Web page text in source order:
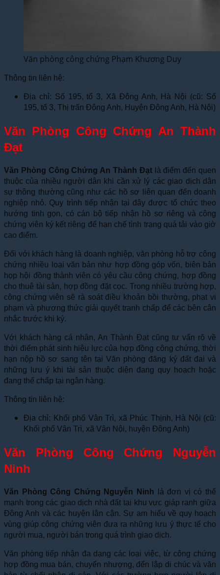
Văn phòng công chứng Phạm Khương Duy
Thông tin liên hệ:
Địa chỉ: Số 195, tổ 3, Xã Đông Anh, Hà Nội (cũ: Số
195, tổ 3, Thị trấn Đông Anh, Huyện Đông Anh, Hà Nội)
Văn Phòng Công Chứng An Thành
Đạt
Văn Phòng Công Chứng An Thành Đạtlà điểm đến quen
thuộc của nhiều người dân khi cần xử lý các giao dịch dân
sự thông thường cũng như các hồ sơ liên quan đến doanh
nghiệp nhỏ. Quy trình tiếp nhận tại đây được tổ chức theo
hướng tinh gọn, có cán bộ tiếp nhận hồ sơ riêng và công
chứng viên ký kết riêng để hạn chế tình trạng quá tải vào giờ
cao điểm.
Đối với khách hàng là doanh nghiệp, văn phòng hỗ trợ công
chứng nhiều loại văn bản như hợp đồng góp vốn, biên bản
họp hội đồng thành viên có yêu cầu công chứng, hợp đồng
cho thuê tài sản, hợp đồng đặt cọc. Trong nhiều trường hợp,
công chứng viên sẽ rà soát điều khoản bồi thường, phạt vi
phạm và phương thức giải quyết tranh chấp để các bên cân
nhắc trước khi ký.
Với khách hàng cá nhân, An Thành Đạt cũng tư vấn rõ về
thời điểm phát sinh hiệu lực của hợp đồng công chứng, thời
hạn nộp hồ sơ sang tên tại Văn phòng đăng ký đất đai và
những lưu ý khi tài sản thuộc diện đang quy hoạch hoặc
đang thế chấp tại ngân hàng.
Thông tin liên hệ:
Địa chỉ: Khối phố Vân Trì, xã Phúc Thịnh, Hà Nội (cũ:
Khối phố Vân Trì, xã Vân Nội, huyện Đông Anh)
Văn Phòng Công Chứng Nguyễn
Ninh
Văn Phòng Công Chứng Nguyễn Ninh là đơn vị có thế
mạnh trong các giao dịch nhà đất tại khu vực giáp ranh giữa
Đông Anh và các huyện lân cận. Sự am hiểu về quy hoạch
vùng giúp công chứng viên đưa ra những lưu ý thực tế cho
người mua, người bán trong quá trình giao dịch.
Văn phòng tiếp nhận đa dạng các loại việc, từ công chứng
hợp đồng mua bán, chuyển nhượng, đến lập di chúc và văn